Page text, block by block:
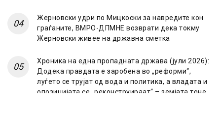
Жерновски удри по Мицкоски за навредите кон
граѓаните, ВМРО-ДПМНЕ возврати дека токму
Жерновски живее на државна сметка
Хроника на една пропадната држава (јули 2026):
Додека правдата е заробена во „реформи“,
луѓето се трујат од вода и политика, а владата и
опозицијата се „реконструираат“ – земјата тоне